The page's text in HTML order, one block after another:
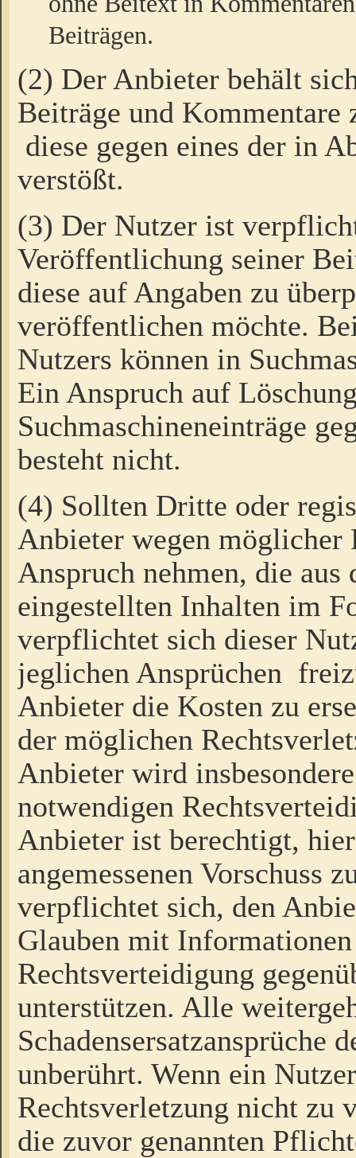
Beiträgen.
(2) Der Anbieter behält
Beiträge und Kommentare
diese gegen eines der in
verstößt.
(3) Der Nutzer ist
Veröffentlichung seiner
diese auf Angaben zu
veröffentlichen möchte.
Nutzers können in
Ein Anspruch auf
Suchmaschineneinträge
besteht nicht.
(4) Sollten Dritte oder
Anbieter wegen möglicher
Anspruch nehmen, die
eingestellten Inhalten im
verpflichtet sich dieser
jeglichen Ansprüchen
Anbieter die Kosten zu
der möglichen
Anbieter wird
notwendigen
Anbieter ist berechtigt,
angemessenen Vorschuss
verpflichtet sich, den
Glauben mit
Rechtsverteidigung
unterstützen. Alle
Schadensersatzansprüche
unberührt. Wenn ein
Rechtsverletzung nicht zu
die zuvor genannten